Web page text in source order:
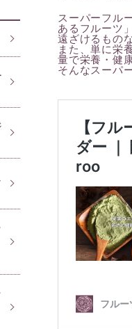
ロマンティック
スーパーフル
あるフルーツ
遠ざけるもの
また、単に栄
量で栄養・健
そんなスーパ